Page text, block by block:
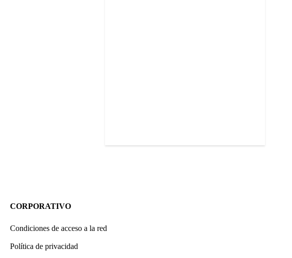
CORPORATIVO
Condiciones de acceso a la red
Política de privacidad